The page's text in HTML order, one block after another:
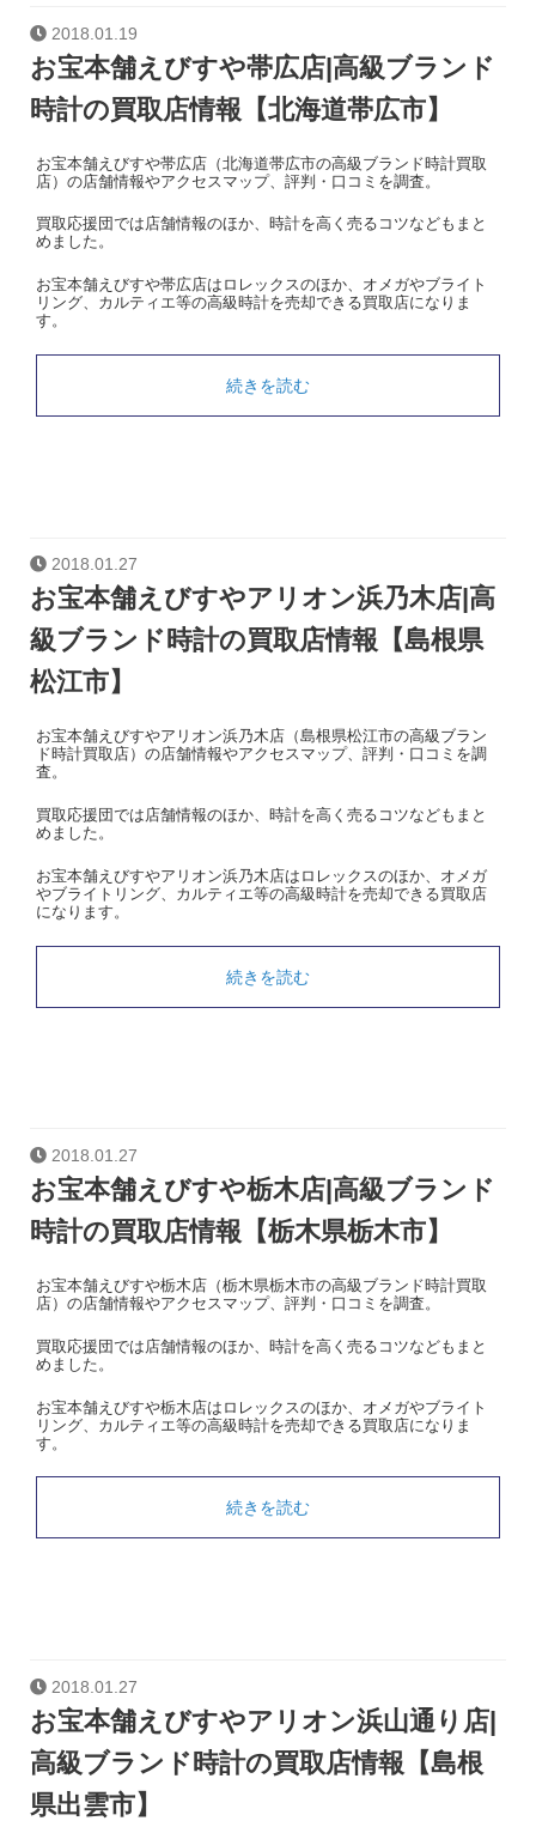
2018.01.19
お宝本舗えびすや帯広店|高級ブランド
時計の買取店情報【北海道帯広市】
お宝本舗えびすや帯広店（北海道帯広市の高級ブランド時計買取
店）の店舗情報やアクセスマップ、評判・口コミを調査。
買取応援団では店舗情報のほか、時計を高く売るコツなどもまと
めました。
お宝本舗えびすや帯広店はロレックスのほか、オメガやブライト
リング、カルティエ等の高級時計を売却できる買取店になりま
す。
続きを読む
2018.01.27
お宝本舗えびすやアリオン浜乃木店|高
級ブランド時計の買取店情報【島根県
松江市】
お宝本舗えびすやアリオン浜乃木店（島根県松江市の高級ブラン
ド時計買取店）の店舗情報やアクセスマップ、評判・口コミを調
査。
買取応援団では店舗情報のほか、時計を高く売るコツなどもまと
めました。
お宝本舗えびすやアリオン浜乃木店はロレックスのほか、オメガ
やブライトリング、カルティエ等の高級時計を売却できる買取店
になります。
続きを読む
2018.01.27
お宝本舗えびすや栃木店|高級ブランド
時計の買取店情報【栃木県栃木市】
お宝本舗えびすや栃木店（栃木県栃木市の高級ブランド時計買取
店）の店舗情報やアクセスマップ、評判・口コミを調査。
買取応援団では店舗情報のほか、時計を高く売るコツなどもまと
めました。
お宝本舗えびすや栃木店はロレックスのほか、オメガやブライト
リング、カルティエ等の高級時計を売却できる買取店になりま
す。
続きを読む
2018.01.27
お宝本舗えびすやアリオン浜山通り店|
高級ブランド時計の買取店情報【島根
県出雲市】